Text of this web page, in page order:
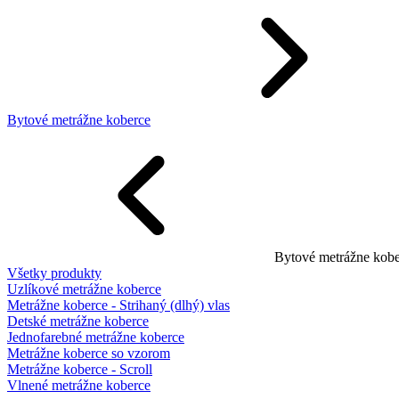
Bytové metrážne koberce
Bytové metrážne
Všetky produkty
Uzlíkové metrážne koberce
Metrážne koberce - Strihaný (dlhý) vlas
Detské metrážne koberce
Jednofarebné metrážne koberce
Metrážne koberce so vzorom
Metrážne koberce - Scroll
Vlnené metrážne koberce